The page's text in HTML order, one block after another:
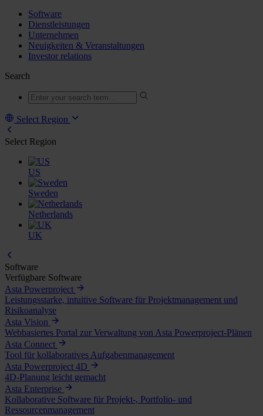
Software
Dienstleistungen
Unternehmen
Neuigkeiten & Veranstaltungen
Investor relations
Search
Select Region
Select Region
US
Sweden
Netherlands
UK
Software
Verfügbare Software
Asta Powerproject
Leistungsstarke, intuitive Software für Projektmanagement und
Risikoanalyse
Asta Vision
Webbasiertes Portal zur Verwaltung von Asta Powerproject-Plänen
Asta Connect
Tool für kollaboratives Aufgabenmanagement
Asta Powerproject 4D
4D-Planung leicht gemacht
Asta Enterprise
Kollaborative Software für Projekt-, Portfolio- und
Ressourcenmanagement